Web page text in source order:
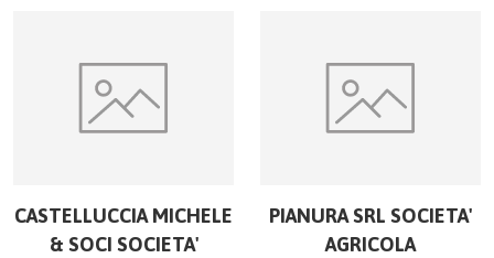
CASTELLUCCIA MICHELE
& SOCI SOCIETA'
PIANURA SRL SOCIETA'
AGRICOLA